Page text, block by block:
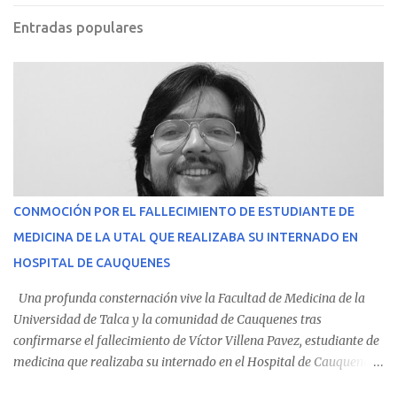
Entradas populares
CONMOCIÓN POR EL FALLECIMIENTO DE ESTUDIANTE DE
MEDICINA DE LA UTAL QUE REALIZABA SU INTERNADO EN
HOSPITAL DE CAUQUENES
Una profunda consternación vive la Facultad de Medicina de la
Universidad de Talca y la comunidad de Cauquenes tras
confirmarse el fallecimiento de Víctor Villena Pavez, estudiante de
medicina que realizaba su internado en el Hospital de Cauquenes.